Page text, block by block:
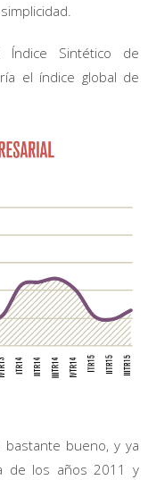
Sintético de
el índice global de
bueno, y ya
de los años 2011 y